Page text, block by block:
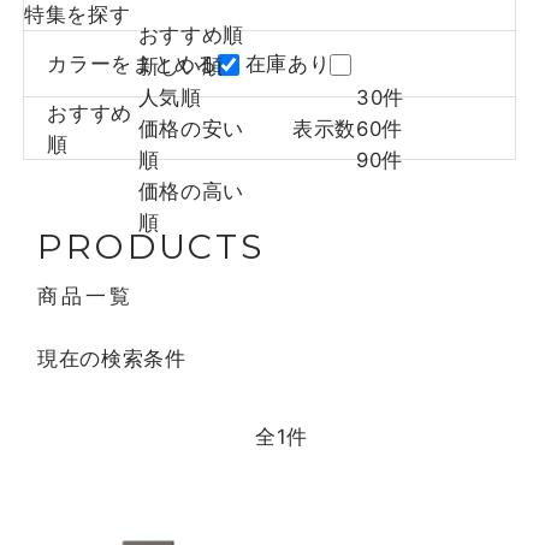
特集を探す
カラーをまとめる 在庫あり
おすすめ
順
おすすめ順
新しい順
人気順
価格の安い
順
価格の高い
順
表示数
30件
60件
90件
PRODUCTS
商品一覧
現在の検索条件
全1件